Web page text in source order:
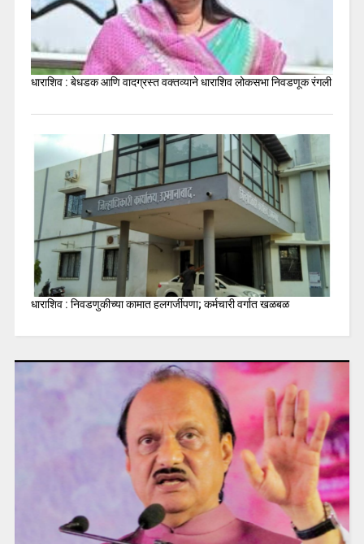
धाराशिव : बेधडक आणि वादग्रस्त वक्तव्याने धाराशिव लोकसभा निवडणूक रंगली
धाराशिव : निवडणुकीच्या कामात हलगर्जीपणा; कर्मचारी वर्गात खळबळ